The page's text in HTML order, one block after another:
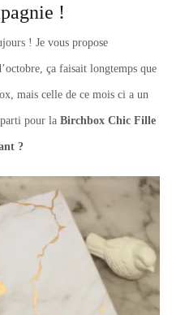
!
! Je vous propose
ça faisait longtemps que
mais celle de ce mois ci a un
parti pour la Birchbox Chic Fille
?